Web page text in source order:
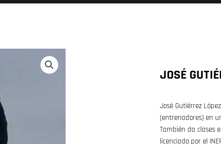
JOSÉ
José Gutiérrez
(entrenadores) en
También da clases
licenciado por el